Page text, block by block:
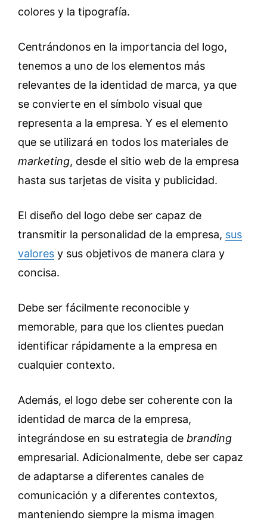
colores y la tipografía.
Centrándonos en la importancia del logo,
tenemos a uno de los elementos más
relevantes de la identidad de marca, ya que
se convierte en el símbolo visual que
representa a la empresa. Y es el elemento
que se utilizará en todos los materiales de
marketing, desde el sitio web de la empresa
hasta sus tarjetas de visita y publicidad.
El diseño del logo debe ser capaz de
transmitir la personalidad de la empresa, sus
valores y sus objetivos de manera clara y
concisa.
Debe ser fácilmente reconocible y
memorable, para que los clientes puedan
identificar rápidamente a la empresa en
cualquier contexto.
Además, el logo debe ser coherente con la
identidad de marca de la empresa,
integrándose en su estrategia de branding
empresarial. Adicionalmente, debe ser capaz
de adaptarse a diferentes canales de
comunicación y a diferentes contextos,
manteniendo siempre la misma imagen